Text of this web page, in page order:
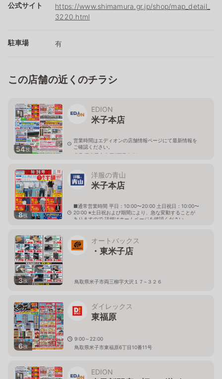
公式サイト
https://www.shimamura.gr.jp/shop/map_detail_
3220.html
駐車場 有
この店舗の近くのチラシ
54枚
EDION
米子本店
営業時間はエディオンの店舗情報ページにて最新情報を
ご確認ください。
鳥取県米子市米原5丁目6-31
8枚
洋服の青山
米子本店
■通常営業時間 平日：10:00〜20:00 土日祝日：10:00〜
20:00 ※土日祝および期間により、急な変動することが
ありますので 詳細はホームページを確認ください
3枚
オートバックス
・東米子店
鳥取県米子市両三柳字大沢１７−３２６
6枚
ダイレックス
東福原
9:00～22:00
鳥取県米子市東福原6丁目10番11号
EDION